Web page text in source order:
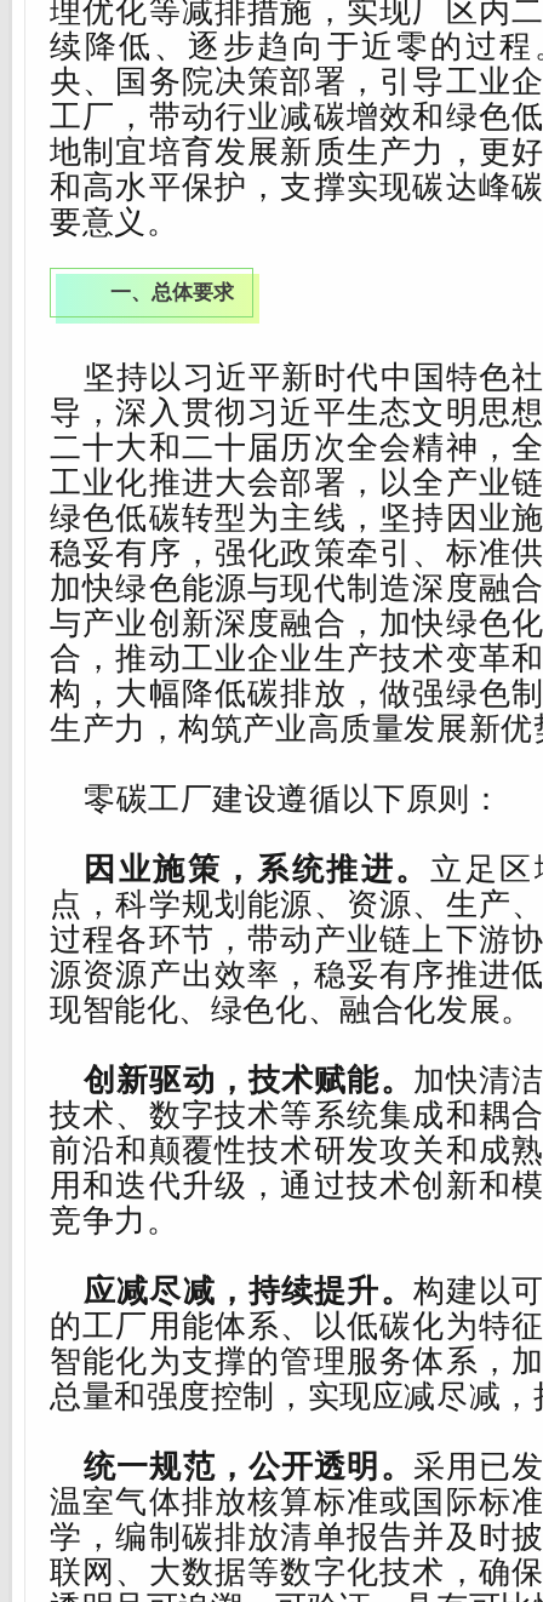
理优化等减排措施，实现厂区内
续降低、逐步趋向于近零的过程
央、国务院决策部署，引导工业
工厂，带动行业减碳增效和绿色
地制宜培育发展新质生产力，更
和高水平保护，支撑实现碳达峰
要意义。
一、总体要求
坚持以习近平新时代中国特色
导，深入贯彻习近平生态文明思
二十大和二十届历次全会精神，
工业化推进大会部署， 以全产业
绿色低碳转型为主线， 坚持因业
稳妥有序，强化政策牵引、标准
加快绿色能源与现代制造深度融
与产业创新深度融合，加快绿色
合，推动工业企业生产技术变革
构，大幅降低碳排放，做强绿色
生产力，构筑产业高质量发展新优
零碳工厂建设遵循以下原则：
因业施策，系统推进。 立足
点，科学规划能源、资源、生产
过程各环节，带动产业链上下游
源资源产出效率，稳妥有序推进
现智能化、绿色化、融合化发展。
创新驱动，技术赋能。 加快清
技术、数字技术等系统集成和耦
前沿和颠覆性技术研发攻关和成
用和迭代升级，通过技术创新和
竞争力。
应减尽减，持续提升。 构建以
的工厂用能体系、以低碳化为特
智能化为支撑的管理服务体系，
总量和强度控制， 实现应减尽减
统一规范，公开透明。 采用已
温室气体排放核算标准或国际标
学，编制碳排放清单报告并及时
联网、大数据等数字化技术，确